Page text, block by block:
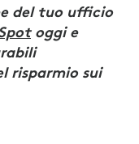
del tuo ufficio
oggi e
risparmio sui